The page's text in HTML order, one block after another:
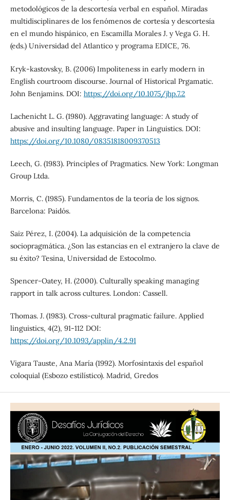
metodológicos de la descortesía verbal en español. Miradas
multidisciplinares de los fenómenos de cortesía y descortesía
en el mundo hispánico, en Escamilla Morales J. y Vega G. H.
(eds.) Universidad del Atlantico y programa EDICE, 76.
Kryk-kastovsky, B. (2006) Impoliteness in early modern in
English courtroom discourse. Journal of Historical Prgamatic.
John Benjamins. DOI: https://doi.org/10.1075/jhp.7.2
Lachenicht L. G. (1980). Aggravating language: A study of
abusive and insulting language. Paper in Linguistics. DOI:
https://doi.org/10.1080/08351818009370513
Leech, G. (1983). Principles of Pragmatics. New York: Longman
Group Ltda.
Morris, C. (1985). Fundamentos de la teoría de los signos.
Barcelona: Paidós.
Saiz Pérez, I. (2004). La adquisición de la competencia
sociopragmática. ¿Son las estancias en el extranjero la clave de
su éxito? Tesina, Universidad de Estocolmo.
Spencer-Oatey, H. (2000). Culturally speaking managing
rapport in talk across cultures. London: Cassell.
Thomas. J. (1983). Cross-cultural pragmatic failure. Applied
linguistics, 4(2), 91-112 DOI:
https://doi.org/10.1093/applin/4.2.91
Vigara Tauste, Ana María (1992). Morfosintaxis del español
coloquial (Esbozo estilístico). Madrid, Gredos